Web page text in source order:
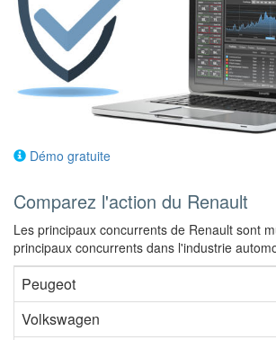
Démo gratuite
Comparez l'action du Renault
Les principaux concurrents de Renault sont
principaux concurrents dans l'industrie
Peugeot
Volkswagen